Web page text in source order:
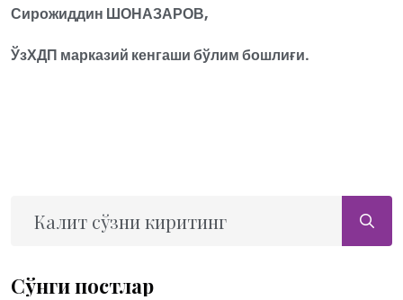
Сирожиддин ШОНАЗАРОВ,
ЎзХДП марказий кенгаши бўлим бошлиғи.
Сўнги постлар